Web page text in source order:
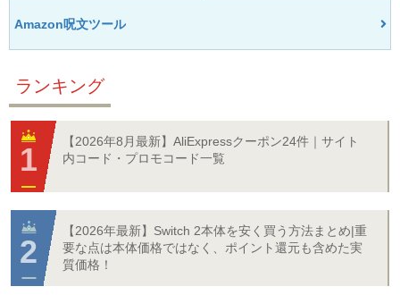
Amazon呪文ツール
ランキング
【2026年8月最新】AliExpressクーポン24件｜サイト
内コード・プロモコード一覧
【2026年最新】Switch 2本体を安く買う方法まとめ|重
要な点は本体価格ではなく、ポイント還元も含めた実
質価格！